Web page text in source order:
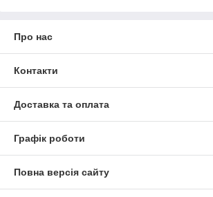
Про нас
Контакти
Доставка та оплата
Графік роботи
Повна версія сайту